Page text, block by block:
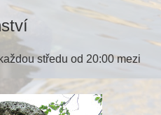
středu od 20:00 mezi